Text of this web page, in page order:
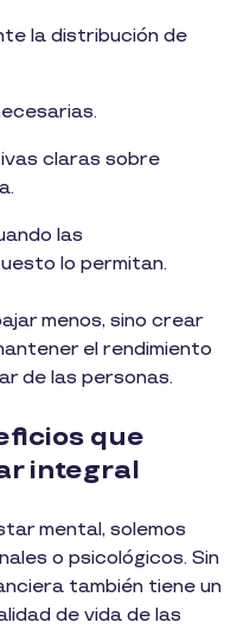
la distribución de
claras sobre
las
lo permitan.
menos, sino crear
el rendimiento
de las personas.
que
integral
mental, solemos
o psicológicos. Sin
también tiene un
de vida de las